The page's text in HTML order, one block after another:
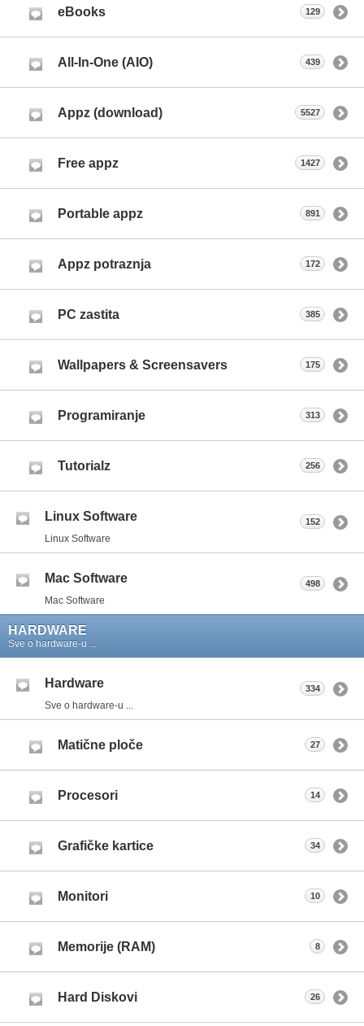
eBooks 129
All-In-One (AIO) 439
Appz (download) 5527
Free appz 1427
Portable appz 891
Appz potraznja 172
PC zastita 385
Wallpapers & Screensavers 175
Programiranje 313
Tutorialz 256
Linux Software
Linux Software
152
Mac Software
Mac Software
498
HARDWARE
Sve o hardware-u ...
Hardware
Sve o hardware-u ...
334
Matične ploče 27
Procesori 14
Grafičke kartice 34
Monitori 10
Memorije (RAM) 8
Hard Diskovi 26